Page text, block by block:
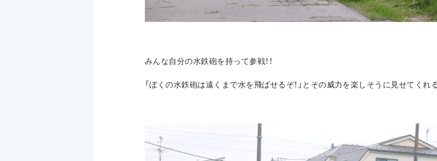
みんな自分の水鉄砲を持って参戦！！
「ぼくの水鉄砲は遠くまで水を飛ばせるぞ！」とその威力を楽しそうに見せてくれ